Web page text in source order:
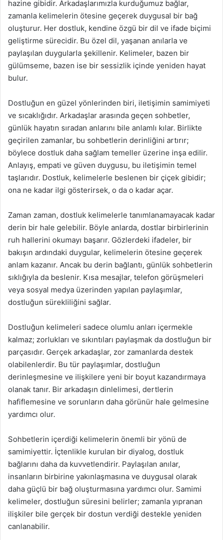
hazine gibidir. Arkadaşlarımızla kurduğumuz bağlar,
zamanla kelimelerin ötesine geçerek duygusal bir bağ
oluşturur. Her dostluk, kendine özgü bir dil ve ifade biçimi
geliştirme sürecidir. Bu özel dil, yaşanan anılarla ve
paylaşılan duygularla şekillenir. Kelimeler, bazen bir
gülümseme, bazen ise bir sessizlik içinde yeniden hayat
bulur.
Dostluğun en güzel yönlerinden biri, iletişimin samimiyeti
ve sıcaklığıdır. Arkadaşlar arasında geçen sohbetler,
günlük hayatın sıradan anlarını bile anlamlı kılar. Birlikte
geçirilen zamanlar, bu sohbetlerin derinliğini artırır;
böylece dostluk daha sağlam temeller üzerine inşa edilir.
Anlayış, empati ve güven duygusu, bu iletişimin temel
taşlarıdır. Dostluk, kelimelerle beslenen bir çiçek gibidir;
ona ne kadar ilgi gösterirsek, o da o kadar açar.
Zaman zaman, dostluk kelimelerle tanımlanamayacak kadar
derin bir hale gelebilir. Böyle anlarda, dostlar birbirlerinin
ruh hallerini okumayı başarır. Gözlerdeki ifadeler, bir
bakışın ardındaki duygular, kelimelerin ötesine geçerek
anlam kazanır. Ancak bu derin bağlantı, günlük sohbetlerin
sıklığıyla da beslenir. Kısa mesajlar, telefon görüşmeleri
veya sosyal medya üzerinden yapılan paylaşımlar,
dostluğun sürekliliğini sağlar.
Dostluğun kelimeleri sadece olumlu anları içermekle
kalmaz; zorlukları ve sıkıntıları paylaşmak da dostluğun bir
parçasıdır. Gerçek arkadaşlar, zor zamanlarda destek
olabilenlerdir. Bu tür paylaşımlar, dostluğun
derinleşmesine ve ilişkilere yeni bir boyut kazandırmaya
olanak tanır. Bir arkadaşın dinlelimesi, dertlerin
hafiflemesine ve sorunların daha görünür hale gelmesine
yardımcı olur.
Sohbetlerin içerdiği kelimelerin önemli bir yönü de
samimiyettir. İçtenlikle kurulan bir diyalog, dostluk
bağlarını daha da kuvvetlendirir. Paylaşılan anılar,
insanların birbirine yakınlaşmasına ve duygusal olarak
daha güçlü bir bağ oluşturmasına yardımcı olur. Samimi
kelimeler, dostluğun süresini belirler; zamanla yıpranan
ilişkiler bile gerçek bir dostun verdiği destekle yeniden
canlanabilir.